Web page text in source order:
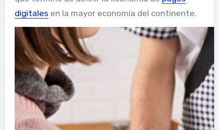
digitales en la mayor economía del continente.